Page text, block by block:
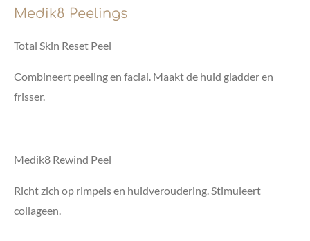
Medik8 Peelings
Total Skin Reset Peel
Combineert peeling en facial. Maakt de huid gladder en
frisser.
Medik8 Rewind Peel
Richt zich op rimpels en huidveroudering. Stimuleert
collageen.